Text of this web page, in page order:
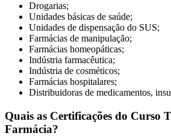
Drogarias;
Unidades básicas de saúde;
Unidades de dispensação do SUS;
Farmácias de manipulação;
Farmácias homeopáticas;
Indústria farmacêutica;
Indústria de cosméticos;
Farmácias hospitalares;
Distribuidoras de medicamentos,
Quais as Certificações do Curso
Farmácia?